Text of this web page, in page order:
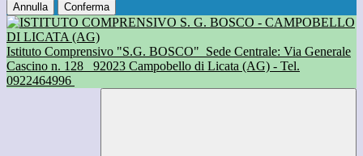
Annulla Conferma
Istituto Comprensivo "S.G. BOSCO" Sede Centrale: Via Generale
Cascino n. 128
92023 Campobello di Licata (AG) - Tel.
0922464996